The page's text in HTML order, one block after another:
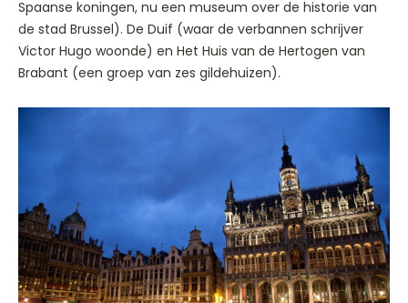
Spaanse koningen, nu een museum over de historie van
de stad Brussel). De Duif (waar de verbannen schrijver
Victor Hugo woonde) en Het Huis van de Hertogen van
Brabant (een groep van zes gildehuizen).